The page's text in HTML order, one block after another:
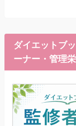
ダイエットブ
ーナー・管理